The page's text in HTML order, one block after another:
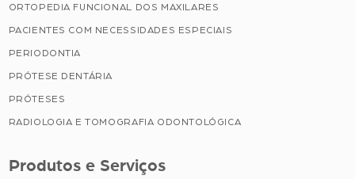
ORTOPEDIA FUNCIONAL DOS MAXILARES
PACIENTES COM NECESSIDADES ESPECIAIS
PERIODONTIA
PRÓTESE DENTÁRIA
PRÓTESES
RADIOLOGIA E TOMOGRAFIA ODONTOLÓGICA
Produtos e Serviços